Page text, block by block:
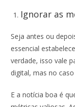
Ignorar as
Seja antes ou
essencial
verdade, isso vale
digital, mas no
E a notícia boa é